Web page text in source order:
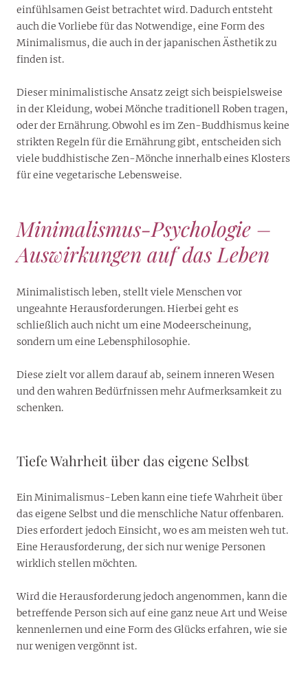
einfühlsamen Geist betrachtet wird. Dadurch entsteht
auch die Vorliebe für das Notwendige, eine Form des
Minimalismus, die auch in der japanischen Ästhetik zu
finden ist.
Dieser minimalistische Ansatz zeigt sich beispielsweise
in der Kleidung, wobei Mönche traditionell Roben tragen,
oder der Ernährung. Obwohl es im Zen-Buddhismus keine
strikten Regeln für die Ernährung gibt, entscheiden sich
viele buddhistische Zen-Mönche innerhalb eines Klosters
für eine vegetarische Lebensweise.
Minimalismus-Psychologie –
Auswirkungen auf das Leben
Minimalistisch leben, stellt viele Menschen vor
ungeahnte Herausforderungen. Hierbei geht es
schließlich auch nicht um eine Modeerscheinung,
sondern um eine Lebensphilosophie.
Diese zielt vor allem darauf ab, seinem inneren Wesen
und den wahren Bedürfnissen mehr Aufmerksamkeit zu
schenken.
Tiefe Wahrheit über das eigene Selbst
Ein Minimalismus-Leben kann eine tiefe Wahrheit über
das eigene Selbst und die menschliche Natur offenbaren.
Dies erfordert jedoch Einsicht, wo es am meisten weh tut.
Eine Herausforderung, der sich nur wenige Personen
wirklich stellen möchten.
Wird die Herausforderung jedoch angenommen, kann die
betreffende Person sich auf eine ganz neue Art und Weise
kennenlernen und eine Form des Glücks erfahren, wie sie
nur wenigen vergönnt ist.